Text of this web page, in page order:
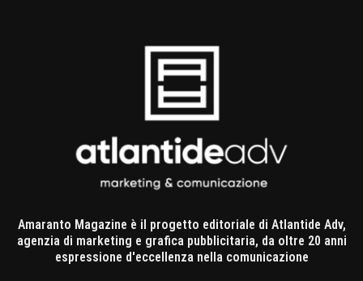
Amaranto Magazine è il progetto editoriale di Atlantide Adv,
agenzia di marketing e grafica pubblicitaria, da oltre 20 anni
espressione d'eccellenza nella comunicazione